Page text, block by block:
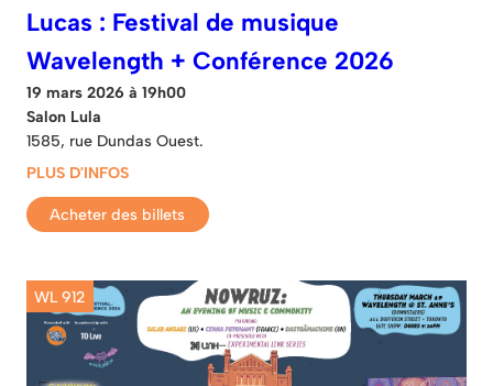
Lucas : Festival de musique
Wavelength + Conférence 2026
19 mars 2026 à 19h00
Salon Lula
1585, rue Dundas Ouest.
PLUS D'INFOS
Acheter des billets
WL 912